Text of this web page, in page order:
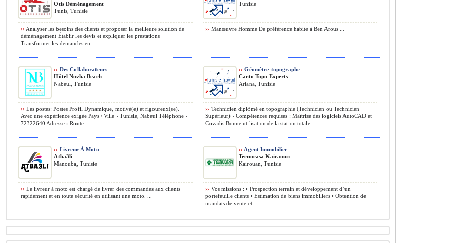
Otis Déménagement
Tunis, Tunisie
›› Analyser les besoins des clients et proposer la meilleure solution de
déménagement Établir les devis et expliquer les prestations
Transformer les demandes en ...
Tunisie
›› Manœuvre Homme De préférence habite à Ben Arous ...
›› Des Collaborateurs
Hôtel Nozha Beach
Nabeul, Tunisie
›› Les postes: Postes Profil Dynamique, motivé(e) et rigoureux(se).
Avec une expérience exigée Pays / Ville › Tunisie, Nabeul Téléphone ›
72322640 Adresse › Route ...
›› Géomètre-topographe
Carto Topo Experts
Ariana, Tunisie
›› Technicien diplômé en topographie (Technicien ou Technicien
Supérieur) › Compétences requises : Maîtrise des logiciels AutoCAD et
Covadis Bonne utilisation de la station totale ...
›› Livreur À Moto
Atba3li
Manouba, Tunisie
›› Le livreur à moto est chargé de livrer des commandes aux clients
rapidement et en toute sécurité en utilisant une moto. ...
›› Agent Immobilier
Tecnocasa Kairaoun
Kairouan, Tunisie
›› Vos missions : • Prospection terrain et développement d’un
portefeuille clients • Estimation de biens immobiliers • Obtention de
mandats de vente et ...